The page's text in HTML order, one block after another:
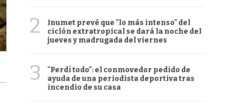
2
Inumet prevé que "lo más intenso" del
ciclón extratropical se dará la noche del
jueves y madrugada del viernes
3
"Perdí todo": el conmovedor pedido de
ayuda de una periodista deportiva tras
incendio de su casa